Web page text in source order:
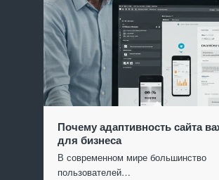
Почему адаптивность сайта
для бизнеса
В современном мире большинство
пользователей…